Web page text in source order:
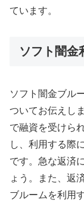
ています。
ソフト闇金
ソフト闇金ブル
ついてお伝えし
で融資を受けら
し、利用する際
です。急な返済
ょう。また、返
ブルームを利用